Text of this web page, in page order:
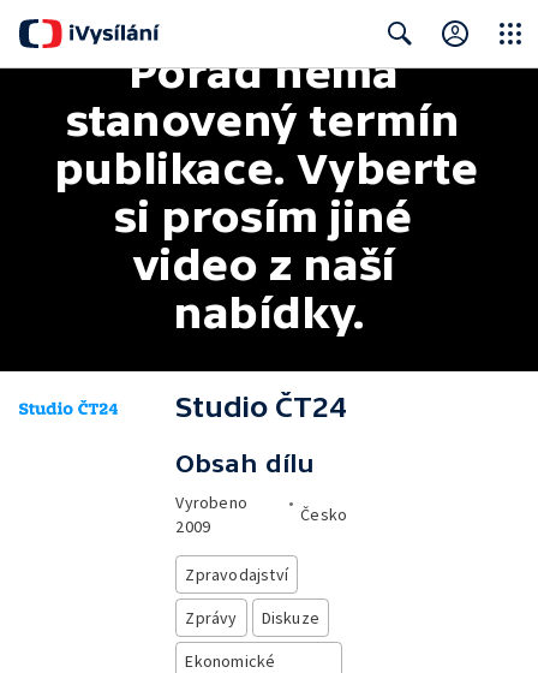
Search
Pořad nemá
stanovený termín
publikace. Vyberte
si prosím jiné
video z naší
nabídky.
Studio ČT24
Obsah dílu
Vyrobeno
2009
•
Česko
Zpravodajství
Zprávy
Diskuze
Ekonomické